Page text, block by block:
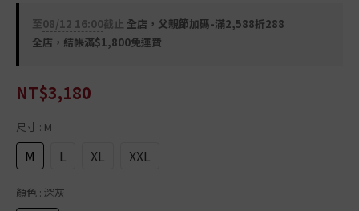
至08/12 16:00截止 全店，父親節加碼-滿2,588折288
全店，結帳滿$1,800免運費
NT$3,180
尺寸 : M
M L XL XXL
顏色 : 深灰